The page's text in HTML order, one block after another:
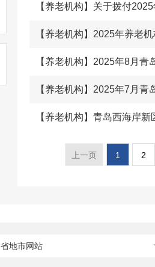
【养老机构】2025年养老
【养老机构】2025年8月
【养老机构】2025年7月
上一页 1 2
省地市网站